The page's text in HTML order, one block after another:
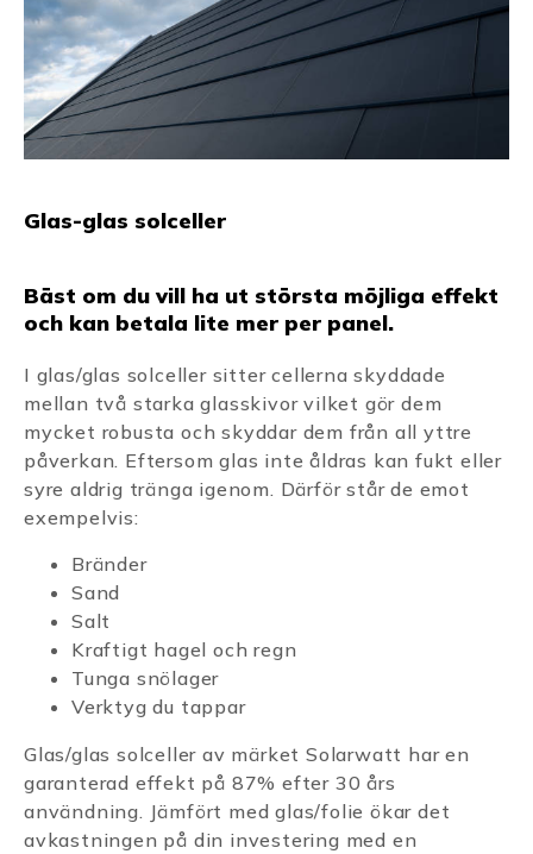
Glas-glas solceller
Bäst om du vill ha ut största möjliga effekt
och kan betala lite mer per panel.
I glas/glas solceller sitter cellerna skyddade
mellan två starka glasskivor vilket gör dem
mycket robusta och skyddar dem från all yttre
påverkan. Eftersom glas inte åldras kan fukt eller
syre aldrig tränga igenom. Därför står de emot
exempelvis:
Bränder
Sand
Salt
Kraftigt hagel och regn
Tunga snölager
Verktyg du tappar
Glas/glas solceller av märket Solarwatt har en
garanterad effekt på 87% efter 30 års
användning. Jämfört med glas/folie ökar det
avkastningen på din investering med en